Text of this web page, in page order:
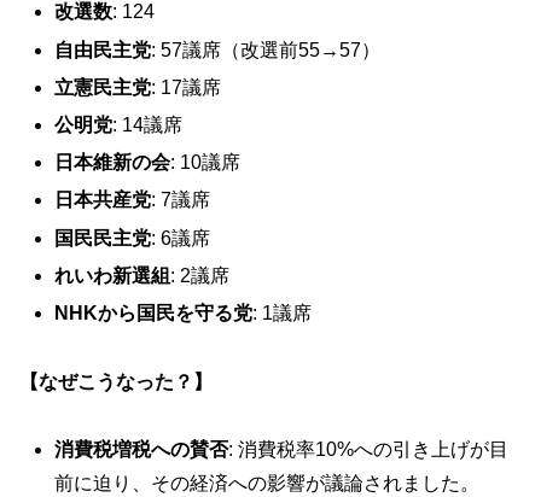
改選数: 124
自由民主党: 57議席（改選前55→57）
立憲民主党: 17議席
公明党: 14議席
日本維新の会: 10議席
日本共産党: 7議席
国民民主党: 6議席
れいわ新選組 : 2議席
NHKから国民を守る党: 1議席
【なぜこうなった？】
消費税増税への賛否: 消費税率10%への引き上げが目
前に迫り、その経済への影響が議論されました。